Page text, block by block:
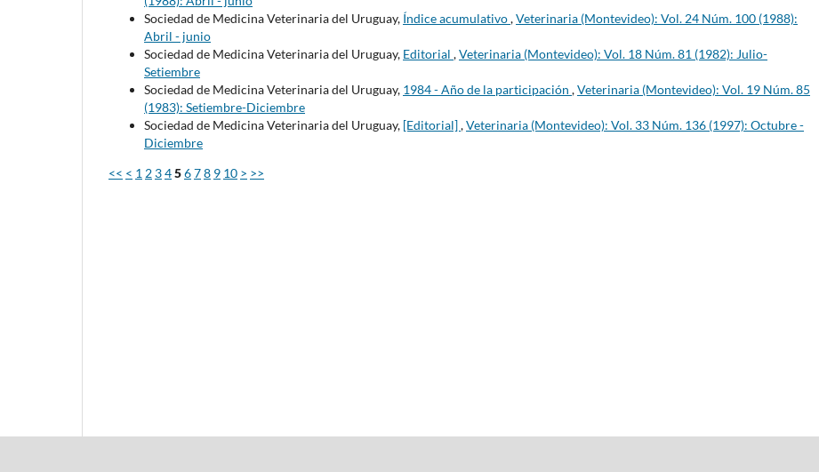
Sociedad de Medicina Veterinaria del Uruguay, Índice acumulativo,Veterinaria (Montevideo): Vol. 24 Núm. 100 (1988):
Abril - junio
Sociedad de Medicina Veterinaria del Uruguay, Editorial ,Veterinaria (Montevideo): Vol. 18 Núm. 81 (1982): Julio-
Setiembre
Sociedad de Medicina Veterinaria del Uruguay, 1984 - Año de la participación ,Veterinaria (Montevideo): Vol. 19 Núm. 85
(1983): Setiembre-Diciembre
Sociedad de Medicina Veterinaria del Uruguay, [Editorial],Veterinaria (Montevideo): Vol. 33 Núm. 136 (1997): Octubre -
Diciembre
<< < 1 2 345678 9 10 > >>